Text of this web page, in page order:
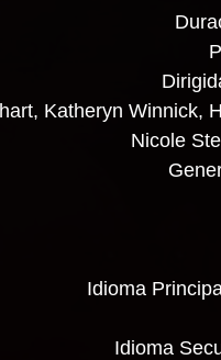
Katheryn Winnick,
Nicole
Idioma
Idioma